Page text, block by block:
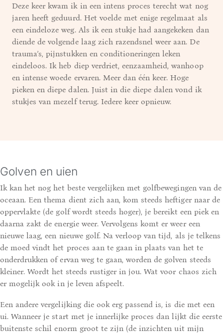
Deze keer kwam ik in een intens proces terecht wat nog
jaren heeft geduurd. Het voelde met enige regelmaat als
een eindeloze weg. Als ik een stukje had aangekeken dan
diende de volgende laag zich razendsnel weer aan. De
trauma’s, pijnstukken en conditioneringen leken
eindeloos. Ik heb diep verdriet, eenzaamheid, wanhoop
en intense woede ervaren. Meer dan één keer. Hoge
pieken en diepe dalen. Juist in die diepe dalen vond ik
stukjes van mezelf terug. Iedere keer opnieuw.
Golven en uien
Ik kan het nog het beste vergelijken met golfbewegingen van de
oceaan. Een thema dient zich aan, kom steeds heftiger naar de
oppervlakte (de golf wordt steeds hoger), je bereikt een piek en
daarna zakt de energie weer. Vervolgens komt er weer een
nieuwe laag, een nieuwe golf. Na verloop van tijd, als je telkens
de moed vindt het proces aan te gaan in plaats van het te
onderdrukken of ervan weg te gaan, worden de golven steeds
kleiner. Wordt het steeds rustiger in jou. Wat voor chaos zich
er mogelijk ook in je leven afspeelt.
Een andere vergelijking die ook erg passend is, is die met een
ui. Wanneer je start met je innerlijke proces dan lijkt die eerste
buitenste schil enorm groot te zijn (de inzichten uit mijn